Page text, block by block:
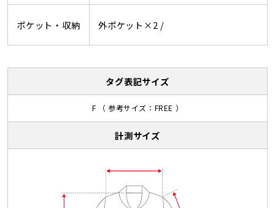
ポケット・収納 外ポケット×2 /
タグ表記サイズ
F （ 参考サイズ：FREE ）
計測サイズ